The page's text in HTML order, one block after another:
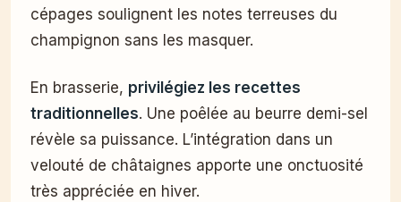
cépages soulignent les notes terreuses du
champignon sans les masquer.
En brasserie, privilégiez les recettes
traditionnelles. Une poêlée au beurre demi-sel
révèle sa puissance. L’intégration dans un
velouté de châtaignes apporte une onctuosité
très appréciée en hiver.